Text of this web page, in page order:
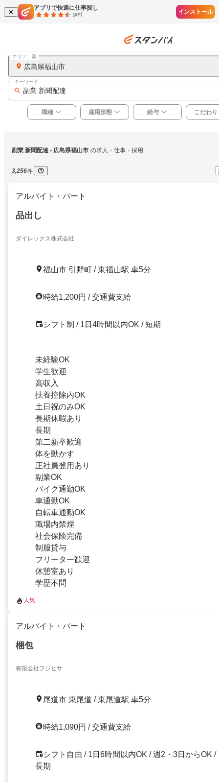
アプリで快適に仕事探し
無料 インストール
広島県福山市
エリア、駅
副業 新聞配達
キーワード
職種 雇用形態 給与 こだわり
副業 新聞配達 - 広島県福山市 の求人・仕事・採用
3,256件
アルバイト・パート
品出し
ダイレックス株式会社
福山市 引野町 / 東福山駅 車5分
時給1,200円 / 交通費支給
シフト制 / 1日4時間以内OK / 短期
未経験OK
学生歓迎
高収入
扶養控除内OK
土日祝のみOK
長期休暇あり
長期
第二新卒歓迎
体を動かす
正社員登用あり
副業OK
バイク通勤OK
車通勤OK
自転車通勤OK
職場内禁煙
社会保険完備
制服貸与
フリーター歓迎
休憩室あり
学歴不問
人気
アルバイト・パート
梱包
有限会社フジヒサ
尾道市 東尾道 / 東尾道駅 車5分
時給1,090円 / 交通費支給
シフト自由 / 1日6時間以内OK / 週2・3日からOK /
長期